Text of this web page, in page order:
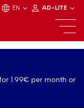
EN AD-LITE
1.99€ per month or